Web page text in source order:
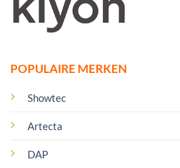
POPULAIRE MERKEN
Showtec
Artecta
DAP